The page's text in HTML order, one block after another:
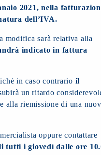
2021, nella
dell’IVA.
modifica sarà relativa alla
indicato in fattura
in caso contrario il
un ritardo
alla riemissione di una
oppure contattare
i giovedì dalle ore